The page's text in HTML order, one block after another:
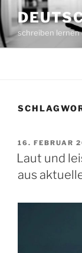
Zum
Inhalt
springenschreiben lernen
AM
16. FEBRUAR
Laut und
aus